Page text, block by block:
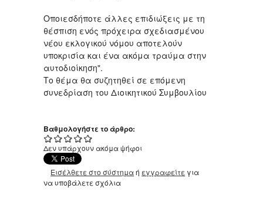
Οποιεσδήποτε άλλες επιδιώξεις με τη
θέσπιση ενός πρόχειρα σχεδιασμένου
νέου εκλογικού νόμου αποτελούν
υποκρισία και ένα ακόμα τραύμα στην
αυτοδιοίκηση".
Το θέμα θα συζητηθεί σε επόμενη
συνεδρίαση του Διοικητικού Συμβουλίου
Βαθμολογήστε το άρθρο:
Δεν υπάρχουν ακόμα ψήφοι
Εισέλθετε στο σύστημαή εγγραφείτε για
να υποβάλετε σχόλια